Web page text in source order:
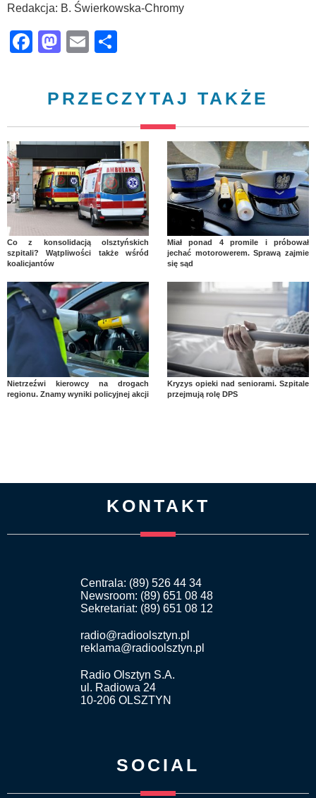
Redakcja: B. Świerkowska-Chromy
Facebook
Mastodon
Email
PRZECZYTAJ TAKŻE
Co z konsolidacją olsztyńskich
szpitali? Wątpliwości także wśród
koalicjantów
Miał ponad 4 promile i próbował
jechać motorowerem. Sprawą zajmie
się sąd
Nietrzeźwi kierowcy na drogach
regionu. Znamy wyniki policyjnej akcji
Kryzys opieki nad seniorami. Szpitale
przejmują rolę DPS
KONTAKT
Centrala: (89) 526 44 34
Newsroom: (89) 651 08 48
Sekretariat: (89) 651 08 12
radio@radioolsztyn.pl
reklama@radioolsztyn.pl
Radio Olsztyn S.A.
ul. Radiowa 24
10-206 OLSZTYN
SOCIAL